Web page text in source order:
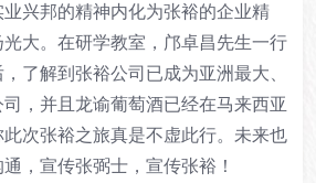
兴邦的精神内化为张裕的企业精
大。在研学教室，邝卓昌先生一行
了解到张裕公司已成为亚洲最大、
，并且龙谕葡萄酒已经在马来西亚
次张裕之旅真是不虚此行。未来也
，宣传张弼士，宣传张裕！